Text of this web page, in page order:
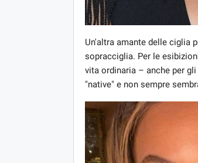
Un'altra amante delle ciglia
sopracciglia. Per le
vita ordinaria – anche per
"native" e non sempre